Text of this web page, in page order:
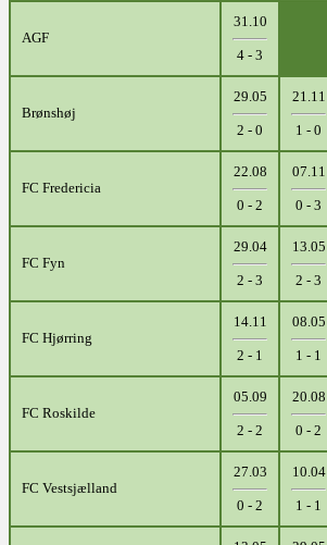
AGF
31.10
4 - 3
Brønshøj
29.05
2 - 0
21.11
1 - 0
FC Fredericia
22.08
0 - 2
07.11
0 - 3
FC Fyn
29.04
2 - 3
13.05
2 - 3
FC Hjørring
14.11
2 - 1
08.05
1 - 1
FC Roskilde
05.09
2 - 2
20.08
0 - 2
FC Vestsjælland
27.03
0 - 2
10.04
1 - 1